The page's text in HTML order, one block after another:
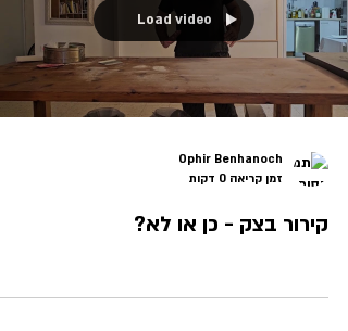
Load video
Ophir Benhanoch
זמן קריאה 0 דקות
קירור בצק - כן או לא?